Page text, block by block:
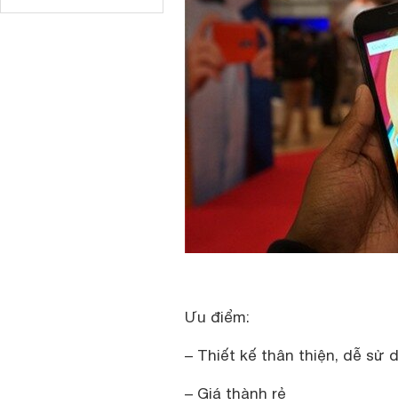
Ưu điểm:
– Thiết kế thân thiện, dễ sử
– Giá thành rẻ